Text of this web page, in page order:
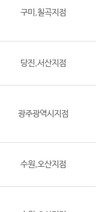
구미,칠곡지점
당진,서산지점
광주광역시지점
수원,오산지점